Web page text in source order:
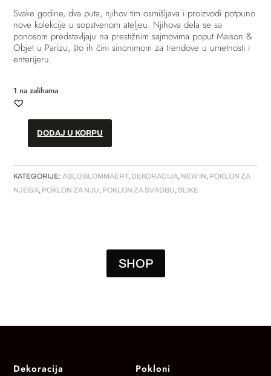
Svake godine, dva puta, njihov tim osmišljava i proizvodi potpuno
nove kolekcije u sopstvenom ateljeu. Njihova dela se sa
ponosom predstavljaju na prestižnim sajmovima poput Maison &
Objet u Parizu, što ih čini sinonimom za trendove u umetnosti i
enterijeru.
1 na zalihama
"Gado"
količina
DODAJ U KORPU
KATEGORIJE:ABLO BLOMMAERT, DEKORACIJA, NEW IN, POKLON ZA
NJEGA, POKLON ZA NJU, POKLON ZA SVADBU, SLIKE
SHOP
Dekoracija Pokloni